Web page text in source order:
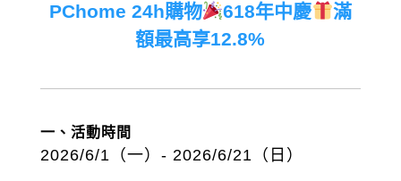
PChome 24h購物 618年中慶
滿
額最高享12.8%
一、活動時間
2026/6/1（一）- 2026/6/21（日 ）